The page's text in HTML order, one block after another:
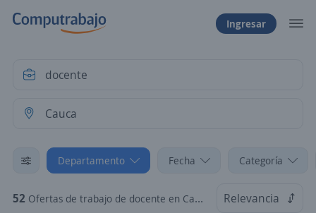
Ingresar
Departamento Fecha Categoría
52 Ofertas de trabajo de docente en Cauca Relevancia